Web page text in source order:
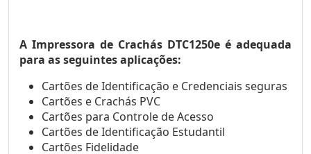
A Impressora de Crachás DTC1250e é adequada
para as seguintes aplicações:
Cartões de Identificação e Credenciais seguras
Cartões e Crachás PVC
Cartões para Controle de Acesso
Cartões de Identificação Estudantil
Cartões Fidelidade